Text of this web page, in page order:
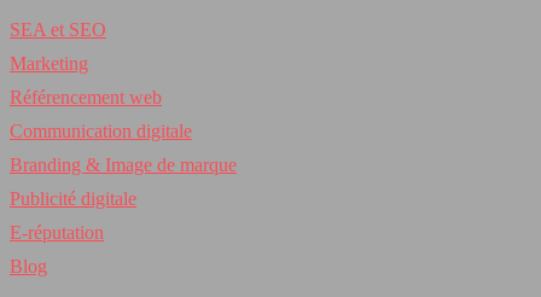
SEA et SEO
Marketing
Référencement web
Communication digitale
Branding & Image de marque
Publicité digitale
E-réputation
Blog